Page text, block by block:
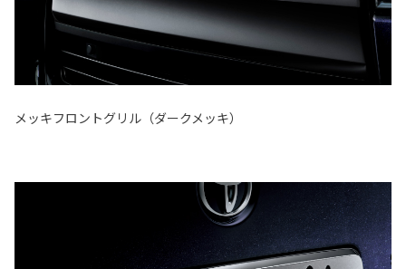
メッキフロントグリル（ダークメッキ）